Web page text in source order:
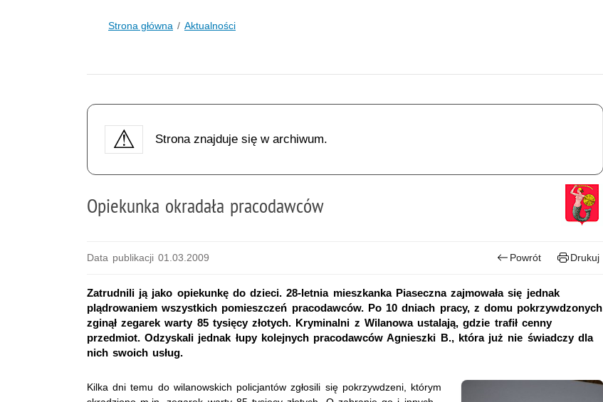
Strona główna Aktualności
Strona znajduje się w archiwum.
Opiekunka okradała pracodawców
Data publikacji 01.03.2009 Powrót Drukuj
Zatrudnili ją jako opiekunkę do dzieci. 28-letnia mieszkanka Piaseczna zajmowała się jednak
plądrowaniem wszystkich pomieszczeń pracodawców. Po 10 dniach pracy, z domu pokrzywdzonych
zginął zegarek warty 85 tysięcy złotych. Kryminalni z Wilanowa ustalają, gdzie trafił cenny
przedmiot. Odzyskali jednak łupy kolejnych pracodawców Agnieszki B., która już nie świadczy dla
nich swoich usług.
Kilka dni temu do wilanowskich policjantów zgłosili się pokrzywdzeni, którym